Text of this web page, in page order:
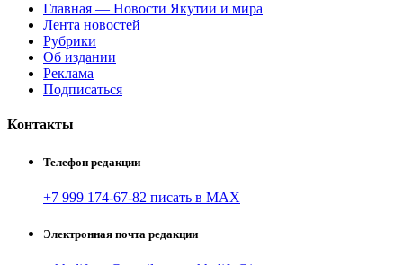
Главная — Новости Якутии и мира
Лента новостей
Рубрики
Об издании
Реклама
Подписаться
Контакты
Телефон редакции
+7 999 174-67-82 писать в MAX
Электронная почта редакции